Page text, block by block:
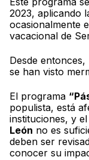
2023, aplicando
ocasionalmente
vacacional de
Desde
se han visto
El programa
populista, está
instituciones, y
León no es
deben ser
conocer su